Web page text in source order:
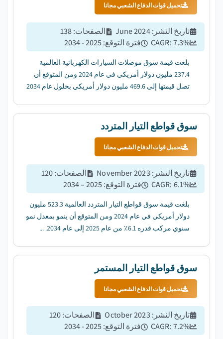
تحميل قوات الدفاع الشعبي مجانا
تاريخ النشر :
June 2024 الصفحات:
138
CAGR: 7.3% فترة التوقع:
2025 - 2034
بلغت قيمة سوق موصلات السيارات الكهربائية العالمية
237.4 مليون دولار أمريكي في عام 2024 ومن المتوقع أن
تصل قيمتها إلى 469.6 مليون دولار أمريكي بحلول عام 2034
سوق قواطع التيار المتردد
تحميل قوات الدفاع الشعبي مجانا
تاريخ النشر :
November 2023 الصفحات:
120
CAGR: 6.1% فترة التوقع:
2025 – 2034
بلغت قيمة سوق قواطع التيار المتردد العالمية 523.3 مليون
دولار أمريكي في عام 2024 ومن المتوقع أن ينمو بمعدل نمو
سنوي مركب قدره 6.1٪ من عام 2025 إلى عام 2034. ...
سوق قواطع التيار المستمر
تحميل قوات الدفاع الشعبي مجانا
تاريخ النشر :
October 2023 الصفحات:
120
CAGR: 7.2% فترة التوقع:
2025 - 2034